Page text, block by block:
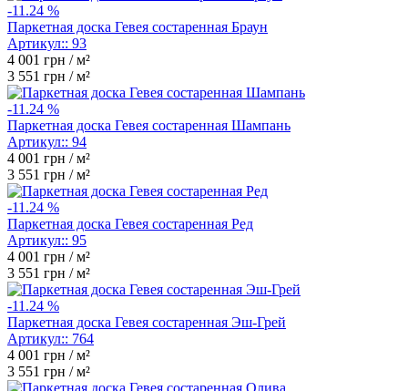
-11.24 %
Паркетная доска Гевея cостаренная Браун
Артикул:: 93
4 001 грн / м²
3 551 грн / м²
-11.24 %
Паркетная доска Гевея состаренная Шампань
Артикул:: 94
4 001 грн / м²
3 551 грн / м²
-11.24 %
Паркетная доска Гевея cостаренная Ред
Артикул:: 95
4 001 грн / м²
3 551 грн / м²
-11.24 %
Паркетная доска Гевея состаренная Эш-Грей
Артикул:: 764
4 001 грн / м²
3 551 грн / м²